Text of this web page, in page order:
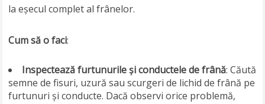
la eșecul complet al frânelor.
Cum să o faci:
Inspectează furtunurile și conductele de frână: Căută
semne de fisuri, uzură sau scurgeri de lichid de frână pe
furtunuri și conducte. Dacă observi orice problemă,